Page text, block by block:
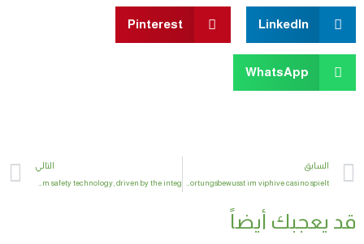
Pinterest
Wie man verantwortungsbewusst im viphive casino spielt
Recent years have witnessed a transformative shift in firearm safety technology, driven by the integ
Next
أيضاً